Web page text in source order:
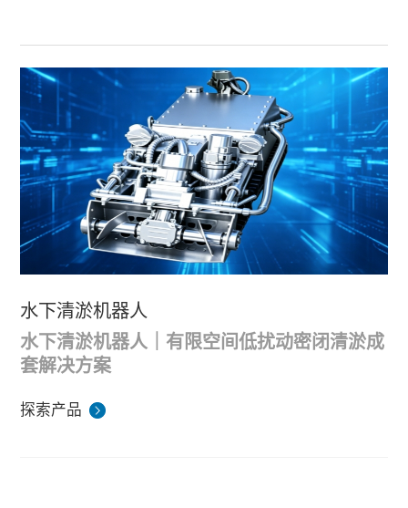
水下清淤机器人
水下清淤机器人｜有限空间低扰动密闭清淤成
套解决方案
均为密闭有限水环境，长期运行后池底、涵道内持续
探索产品